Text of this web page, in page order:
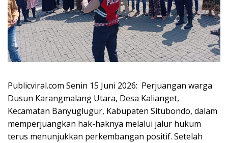
Publicviral.com Senin 15 Juni 2026: Perjuangan warga
Dusun Karangmalang Utara, Desa Kalianget,
Kecamatan Banyuglugur, Kabupaten Situbondo, dalam
memperjuangkan hak-haknya melalui jalur hukum
terus menunjukkan perkembangan positif. Setelah